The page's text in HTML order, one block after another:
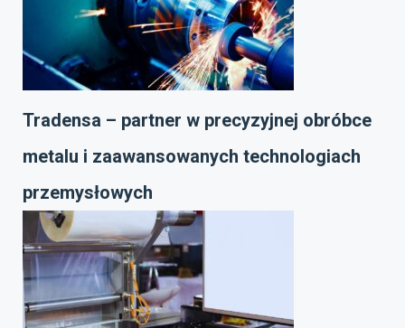
Tradensa – partner w precyzyjnej obróbce
metalu i zaawansowanych technologiach
przemysłowych